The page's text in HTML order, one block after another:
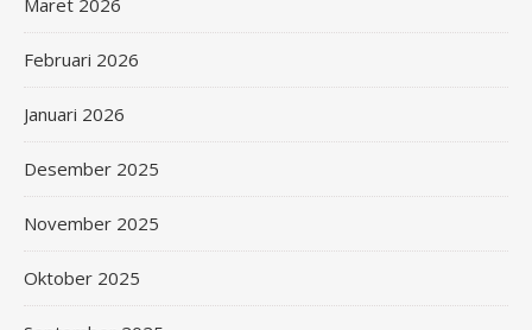
Maret 2026
Februari 2026
Januari 2026
Desember 2025
November 2025
Oktober 2025